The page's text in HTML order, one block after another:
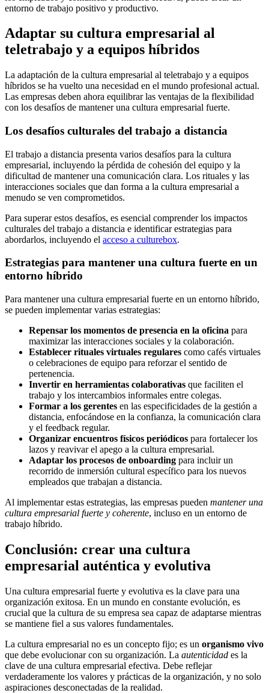
entorno de trabajo positivo y productivo.
Adaptar su cultura empresarial al
teletrabajo y a equipos híbridos
La adaptación de la cultura empresarial al teletrabajo y a equipos
híbridos se ha vuelto una necesidad en el mundo profesional actual.
Las empresas deben ahora equilibrar las ventajas de la flexibilidad
con los desafíos de mantener una cultura empresarial fuerte.
Los desafíos culturales del trabajo a distancia
El trabajo a distancia presenta varios desafíos para la cultura
empresarial, incluyendo la pérdida de cohesión del equipo y la
dificultad de mantener una comunicación clara. Los rituales y las
interacciones sociales que dan forma a la cultura empresarial a
menudo se ven comprometidos.
Para superar estos desafíos, es esencial comprender los impactos
culturales del trabajo a distancia e identificar estrategias para
abordarlos, incluyendo el acceso a culturebox.
Estrategias para mantener una cultura fuerte en un
entorno híbrido
Para mantener una cultura empresarial fuerte en un entorno híbrido,
se pueden implementar varias estrategias:
Repensar los momentos de presencia en la oficina para
maximizar las interacciones sociales y la colaboración.
Establecer rituales virtuales regulares como cafés virtuales
o celebraciones de equipo para reforzar el sentido de
pertenencia.
Invertir en herramientas colaborativas que faciliten el
trabajo y los intercambios informales entre colegas.
Formar a los gerentes en las especificidades de la gestión a
distancia, enfocándose en la confianza, la comunicación clara
y el feedback regular.
Organizar encuentros físicos periódicos para fortalecer los
lazos y reavivar el apego a la cultura empresarial.
Adaptar los procesos de onboarding para incluir un
recorrido de inmersión cultural específico para los nuevos
empleados que trabajan a distancia.
Al implementar estas estrategias, las empresas pueden mantener una
cultura empresarial fuerte y coherente, incluso en un entorno de
trabajo híbrido.
Conclusión: crear una cultura
empresarial auténtica y evolutiva
Una cultura empresarial fuerte y evolutiva es la clave para una
organización exitosa. En un mundo en constante evolución, es
crucial que la cultura de su empresa sea capaz de adaptarse mientras
se mantiene fiel a sus valores fundamentales.
La cultura empresarial no es un concepto fijo; es un organismo vivo
que debe evolucionar con su organización. La autenticidad es la
clave de una cultura empresarial efectiva. Debe reflejar
verdaderamente los valores y prácticas de la organización, y no solo
aspiraciones desconectadas de la realidad.